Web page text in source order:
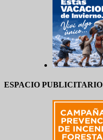
ESPACIO PUBLICITARIO